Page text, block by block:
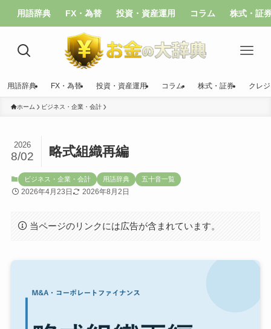
用語辞典 FX・為替 投資・資産運用 コラム 株式・証
用語辞典 FX・為替 投資・資産運用 コラム 株式・証券 クレ
ホーム ビジネス・企業・会計
略式組織再編
2026
8/02
ビジネス・企業・会計 用語辞典 五十音一覧
2026年4月23日 2026年8月2日
当ページのリンクには広告が含まれています。